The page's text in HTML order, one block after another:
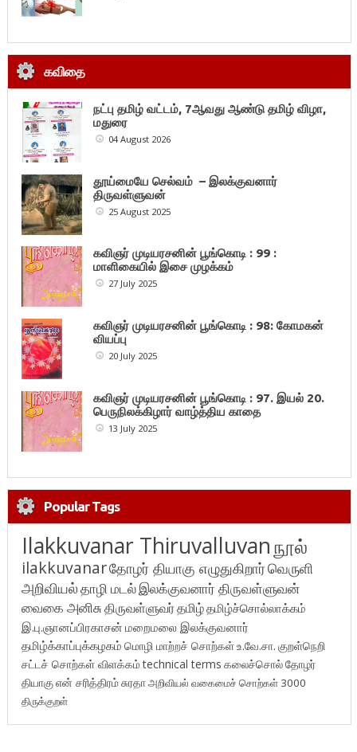
கவிதை
நட்பு தமிழ் வட்டம், 7ஆவது ஆண்டு தமிழ் விழா,
மதுரை
04 August 2026
தூய்மையே செல்வம் – இலக்குவனார்
திருவள்ளுவன்
25 August 2025
கவிஞர் முடியரசனின் பூங்கொடி : 99 :
மாளிகையில் இசை முழக்கம்
27 July 2025
கவிஞர் முடியரசனின் பூங்கொடி : 98: கோமகன்
வியப்பு
20 July 2025
கவிஞர் முடியரசனின் பூங்கொடி : 97. இயல் 20.
பெருநிலக்கிழார் வாழ்த்திய காதை
13 July 2025
Popular Tags
Ilakkuvanar Thiruvalluvanநூல்
ilakkuvanarதோழர் தியாகு எழுதுகிறார்வெருளி
அறிவியல்தாழி மடல்இலக்குவனார் திருவள்ளுவன்
வைகை அனிசுதிருவள்ளுவர்தமிழ்தமிழ்ச்சொல்லாக்கம்
இ.பு.ஞானப்பிரகாசன் மறைமலை இலக்குவனார்
தமிழ்க்காப்புக்கழகம் மொழி மாற்றச் சொற்கள்உ.வே.சா. குறள்நெறி
சட்டச் சொற்கள் விளக்கம்technical terms கலைச்சொல்தோழர்
தியாகுஎன் சரித்திரம்சுரதாஅறிவியல் வகைமைச் சொற்கள் 3000
திருக்குறள்